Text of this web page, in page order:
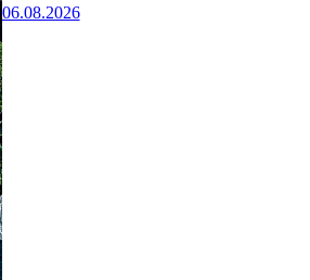
06.08.2026